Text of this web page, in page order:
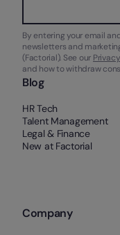
By entering your email
newsletters and marketing
(Factorial). See our
and how to withdraw
Blog
HR Tech
Talent Management
Legal & Finance
New at Factorial
Company